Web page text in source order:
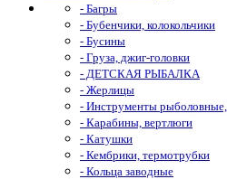
- Багры
- Бубенчики, колокольчики
- Бусины
- Груза, джиг-головки
- ДЕТСКАЯ РЫБАЛКА
- Жерлицы
- Инструменты рыболовные,
- Карабины, вертлюги
- Катушки
- Кембрики, термотрубки
- Кольца заводные